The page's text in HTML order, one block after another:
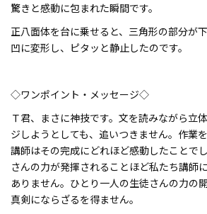
驚きと感動に包まれた瞬間です。
正八面体を台に乗せると、三角形の部分が
凹に変形し、ピタッと静止したのです。
◇ワンポイント・メッセージ◇
Ｔ君、まさに神技です。文を読みながら立
ジしようとしても、追いつきません。作業
講師はその完成にどれほど感動したことで
さんの力が発揮されることほど私たち講師
ありません。ひとり一人の生徒さんの力の
真剣にならざるを得ません。